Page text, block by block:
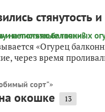
стянутость
«Огурец
через время
сорт"»
окошке 13